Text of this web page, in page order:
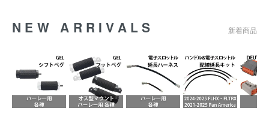
NEW ARRIVALS 新着商品